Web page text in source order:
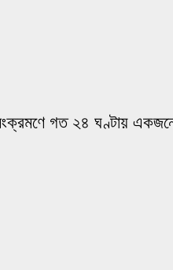
সংক্রমণে গত ২৪ ঘণ্টায়